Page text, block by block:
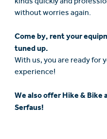
kinds quickly and
without worries again.
Come by, rent your
tuned up.
With us, you are ready for
experience!
We also offer Hike & Bike
Serfaus!